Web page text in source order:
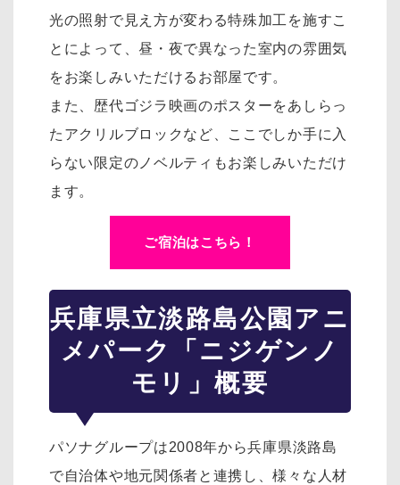
光の照射で見え方が変わる特殊加工を施すこ
とによって、昼・夜で異なった室内の雰囲気
をお楽しみいただけるお部屋です。
また、歴代ゴジラ映画のポスターをあしらっ
たアクリルブロックなど、ここでしか手に入
らない限定のノベルティもお楽しみいただけ
ます。
ご宿泊はこちら！
兵庫県立淡路島公園アニ
メパーク「ニジゲンノ
モリ」概要
パソナグループは2008年から兵庫県淡路島
で自治体や地元関係者と連携し、様々な人材